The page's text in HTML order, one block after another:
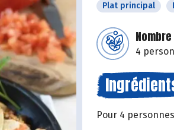
Plat principal
4
Pour 4 personnes